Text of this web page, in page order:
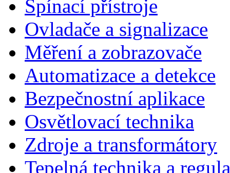
Spínací přístroje
Ovladače a signalizace
Měření a zobrazovače
Automatizace a detekce
Bezpečnostní aplikace
Osvětlovací technika
Zdroje a transformátory
Tepelná technika a